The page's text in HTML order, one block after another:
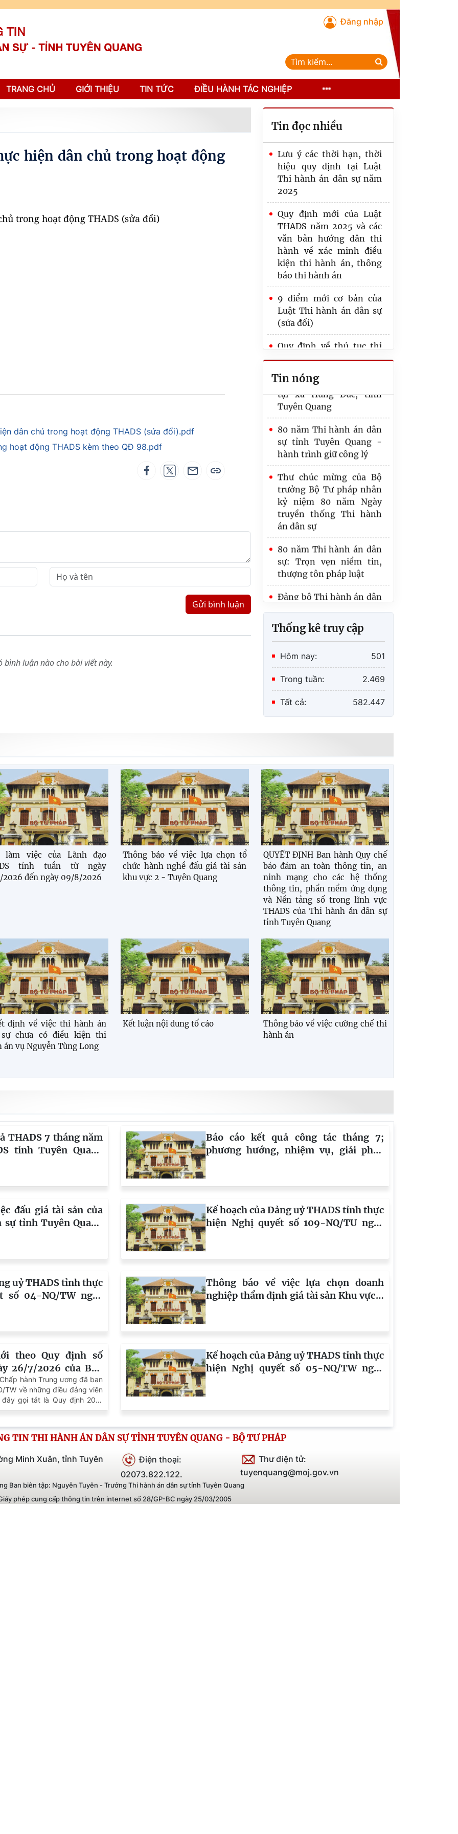
Đăng nhập
TRANG CHỦ GIỚI THIỆU TIN TỨC ĐIỀU HÀNH TÁC NGHIỆP
hiện dân chủ trong hoạt động
trong hoạt động THADS (sửa đổi)
dân chủ trong hoạt động THADS (sửa đổi).pdf
hoạt động THADS kèm theo QĐ 98.pdf
Gửi bình luận
bình luận nào cho bài viết này.
Tin đọc nhiều
Lưu ý các thời hạn, thời
hiệu quy định tại Luật
Thi hành án dân sự năm
2025
Quy định mới của Luật
THADS năm 2025 và các
văn bản hướng dẫn thi
hành về xác minh điều
kiện thi hành án, thông
báo thi hành án
9 điểm mới cơ bản của
Luật Thi hành án dân sự
(sửa đổi)
Quy định về thủ tục thi
hành quyết định tuyên
bố doanh nghiệp, hợp tác
xã phá sản
Lưu ý các thời hạn, thời
hiệu quy định tại Luật
Thi hành án dân sự năm
2025
PHÒNG THI HÀNH ÁN
DÂN SỰ KHU VỰC 1 -
TUYÊN QUANG TỔ CHỨC
HÀNH TRÌNH VỀ NGUỒN,
SINH HOẠT CHÍNH TRỊ
Tin nóng
Tuyên Quang phối hợp
với Ngân hàng TMCP
Ngoại thương Việt Nam
– Chi nhánh Tuyên
Quang tổ chức thăm hỏi,
tại xã Hùng Đức, tỉnh
Tuyên Quang
80 năm Thi hành án dân
sự tỉnh Tuyên Quang -
hành trình giữ công lý
Thư chúc mừng của Bộ
trưởng Bộ Tư pháp nhân
kỷ niệm 80 năm Ngày
truyền thống Thi hành
án dân sự
80 năm Thi hành án dân
sự: Trọn vẹn niềm tin,
thượng tôn pháp luật
Đảng bộ Thi hành án dân
sự tỉnh Tuyên Quang tổ
đại biểu lần thứ IV,
nhiệm kỳ 2025 - 2030
Thống kê truy cập
Hôm nay: 501
Trong tuần: 2.469
Tất cả: 582.447
làm việc của Lãnh đạo
tỉnh tuần từ ngày
2026 đến ngày 09/8/2026
Thông báo về việc lựa chọn tổ
chức hành nghề đấu giá tài sản
khu vực 2 - Tuyên Quang
QUYẾT ĐỊNH Ban hành Quy chế
bảo đảm an toàn thông tin, an
ninh mạng cho các hệ thống
thông tin, phần mềm ứng dụng
và Nền tảng số trong lĩnh vực
THADS của Thi hành án dân sự
tỉnh Tuyên Quang
định về việc thi hành án
sự chưa có điều kiện thi
án vụ Nguyễn Tùng Long
Kết luận nội dung tố cáo
Thông báo về việc cưỡng chế thi
hành án
THADS 7 tháng năm
tỉnh Tuyên Quang
Báo cáo kết quả công tác tháng 7;
phương hướng, nhiệm vụ, giải pháp
đấu giá tài sản của
tỉnh Tuyên Quang
Kế hoạch của Đảng uỷ THADS tỉnh thực
hiện Nghị quyết số 109-NQ/TU ngày
đạo, phong cách làm việc và đẩy mạnh
đoạn 2026-2030
uỷ THADS tỉnh thực
số 04-NQ/TW ngày
với công tác phòng,
Thông báo về việc lựa chọn doanh
nghiệp thẩm định giá tài sản Khu vực 4
theo Quy định số
26/7/2026 của Ban
ương về những điều
làm
hành Trung ương đã ban
TW về những điều đảng viên
gọi tắt là Quy định 207-
QĐ/TW thay thế Quy định số
XIII về những điều đảng viên
hiệu lực từ ngày ký.
Kế hoạch của Đảng uỷ THADS tỉnh thực
hiện Nghị quyết số 05-NQ/TW ngày
TIN THI HÀNH ÁN DÂN SỰ TỈNH TUYÊN QUANG - BỘ TƯ PHÁP
Minh Xuân, tỉnh Tuyên
Điện thoại:
02073.822.122.
Thư điện tử:
tuyenquang@moj.gov.vn
Ban biên tập: Nguyễn Tuyên - Trưởng Thi hành án dân sự tỉnh Tuyên Quang
phép cung cấp thông tin trên internet số 28/GP-BC ngày 25/03/2005